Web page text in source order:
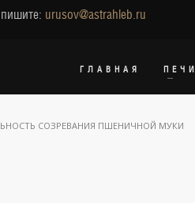
urusov@astrahleb.ru
ГЛАВНАЯ ПЕЧИ
СОЗРЕВАНИЯ ПШЕНИЧНОЙ МУКИ